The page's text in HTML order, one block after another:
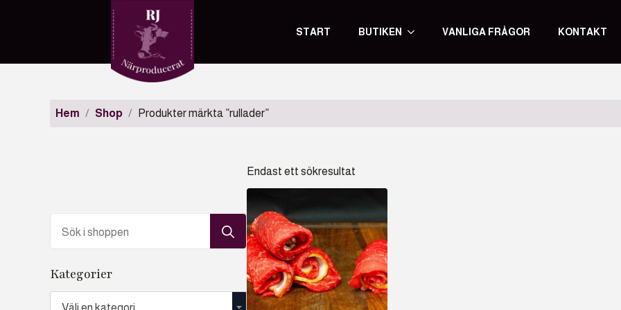
START BUTIKEN VANLIGA FRÅGOR KONTAKT
Hem Shop Produkter märkta ”rullader”
Search
for:
Kategorier
Välj en kategori
Endast ett sökresultat